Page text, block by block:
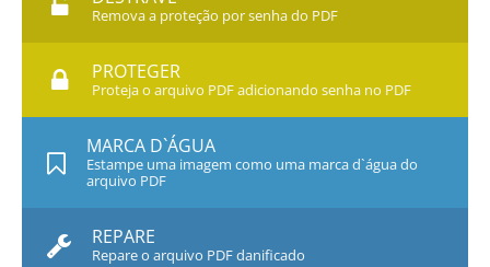
Remova a proteção por senha do PDF
PROTEGER
Proteja o arquivo PDF adicionando senha no PDF
MARCA D`ÁGUA
Estampe uma imagem como uma marca d`água do
arquivo PDF
REPARE
Repare o arquivo PDF danificado